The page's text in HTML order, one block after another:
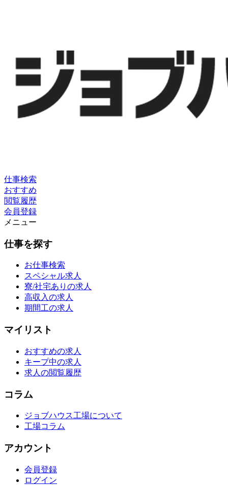
仕事検索
おすすめ
閲覧履歴
会員登録
メニュー
仕事を探す
お仕事検索
スペシャル求人
寮/社宅ありの求人
高収入の求人
期間工の求人
マイリスト
おすすめの求人
キープ中の求人
求人の閲覧履歴
コラム
ジョブハウス工場について
工場コラム
アカウント
会員登録
ログイン